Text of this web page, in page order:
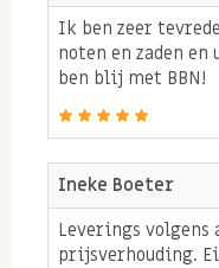
Ik ben zeer
noten en zaden
ben blij met BBN!
Ineke Boeter
Leverings
prijsverhouding.